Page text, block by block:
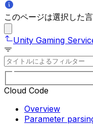
このページは選択した
Unity Gaming
Cloud Code
Overview
Parameter